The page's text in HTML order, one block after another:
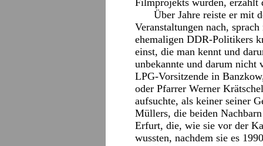
Filmprojekts wurden, erzählt
Über Jahre reiste er mit
Veranstaltungen nach,
ehemaligen DDR-Politikers
einst, die man kennt und
unbekannte und darum nicht
LPG-Vorsitzende in
oder Pfarrer Werner
aufsuchte, als keiner seiner
Müllers, die beiden
Erfurt, die, wie sie vor der
wussten, nachdem sie es